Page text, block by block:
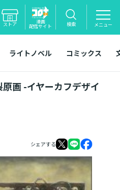
ストア 漫画
配信サイト 検索 メニュー
ライトノベル コミックス
画 -イヤーカフデザイ
シェアする